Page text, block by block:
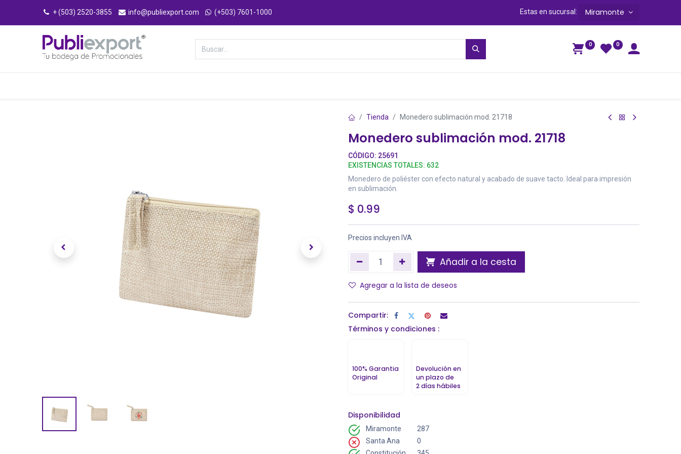
+ (503) 2520-3855 info@publiexport.com (+503) 7601-1000 Estas en sucursal: Miramonte
0 0
Tienda Monedero sublimación mod. 21718
Monedero sublimación mod. 21718
CÓDIGO: 25691
EXISTENCIAS TOTALES: 632
Monedero de poliéster con efecto natural y acabado de suave tacto. Ideal para impresión
en sublimación.
$ 0.99
Precios incluyen IVA
Añadir a la cesta
Agregar a la lista de deseos
Compartir:
Términos y condiciones :
100% Garantia
Original
Devolución en
un plazo de
2 días hábiles
Disponibilidad
Miramonte
287
Santa Ana
0